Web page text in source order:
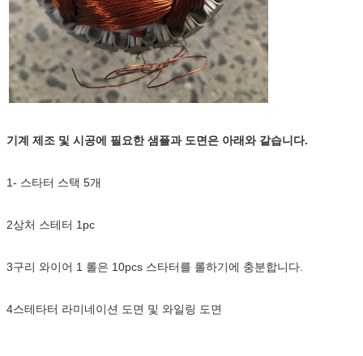
기계 제조 및 시공에 필요한 샘플과 도면은 아래와 같습니다.
1- 스타터 스택 5개
2상처 스테터 1pc
3구리 와이어 1 롤은 10pcs 스타터를 롤하기에 충분합니다.
4스테타터 라미네이션 도면 및 와일링 도면